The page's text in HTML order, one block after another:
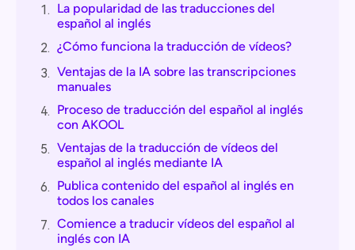
1. La popularidad de las traducciones del
español al inglés
2. ¿Cómo funciona la traducción de vídeos?
3. Ventajas de la IA sobre las transcripciones
manuales
4. Proceso de traducción del español al inglés
con AKOOL
5. Ventajas de la traducción de vídeos del
español al inglés mediante IA
6. Publica contenido del español al inglés en
todos los canales
7. Comience a traducir vídeos del español al
inglés con IA